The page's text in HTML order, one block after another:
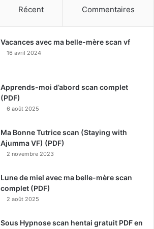
Récent Commentaires
Vacances avec ma belle-mère scan vf
16 avril 2024
Apprends-moi d’abord scan complet
(PDF)
6 août 2025
Ma Bonne Tutrice scan (Staying with
Ajumma VF) (PDF)
2 novembre 2023
Lune de miel avec ma belle-mère scan
complet (PDF)
2 août 2025
Sous Hypnose scan hentai gratuit PDF en